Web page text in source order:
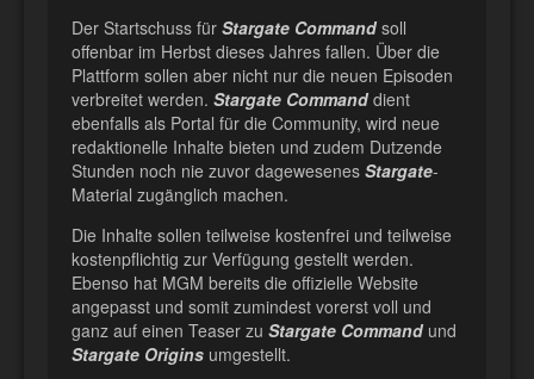
Der Startschuss für Stargate Command soll
offenbar im Herbst dieses Jahres fallen. Über die
Plattform sollen aber nicht nur die neuen Episoden
verbreitet werden. Stargate Command dient
ebenfalls als Portal für die Community, wird neue
redaktionelle Inhalte bieten und zudem Dutzende
Stunden noch nie zuvor dagewesenes Stargate-
Material zugänglich machen.
Die Inhalte sollen teilweise kostenfrei und teilweise
kostenpflichtig zur Verfügung gestellt werden.
Ebenso hat MGM bereits die offizielle Website
angepasst und somit zumindest vorerst voll und
ganz auf einen Teaser zu Stargate Command und
Stargate Origins umgestellt.